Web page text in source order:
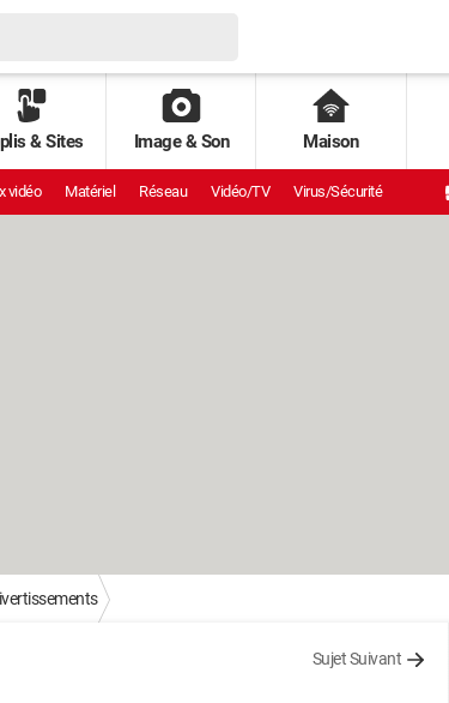
& Sites Image & Son Maison
vidéo Matériel Réseau Vidéo/TV Virus/Sécurité
Sujet Suivant